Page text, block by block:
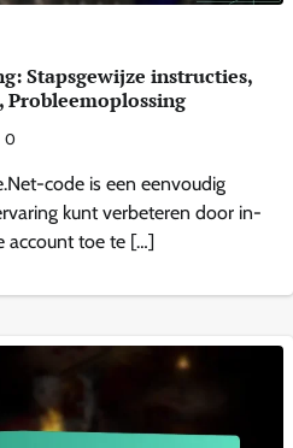
Stapsgewijze instructies,
0
code is een eenvoudig
kunt verbeteren door in-
account toe te […]